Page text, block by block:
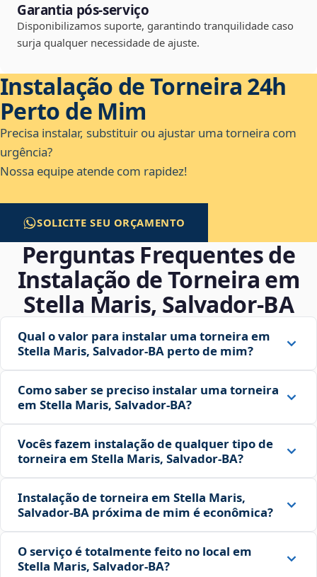
Garantia pós-serviço
Disponibilizamos suporte, garantindo tranquilidade caso
surja qualquer necessidade de ajuste.
Instalação de Torneira 24h
Perto de Mim
Precisa instalar, substituir ou ajustar uma torneira com
urgência?
Nossa equipe atende com rapidez!
SOLICITE SEU ORÇAMENTO
Perguntas Frequentes de
Instalação de Torneira em
Stella Maris, Salvador‑BA
Qual o valor para instalar uma torneira em
Stella Maris, Salvador‑BA perto de mim?
Como saber se preciso instalar uma torneira
em Stella Maris, Salvador‑BA?
Vocês fazem instalação de qualquer tipo de
torneira em Stella Maris, Salvador‑BA?
Instalação de torneira em Stella Maris,
Salvador‑BA próxima de mim é econômica?
O serviço é totalmente feito no local em
Stella Maris, Salvador‑BA?